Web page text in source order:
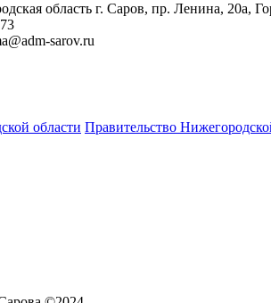
область г. Саров, пр. Ленина, 20а,
sarov.ru
области Правительство